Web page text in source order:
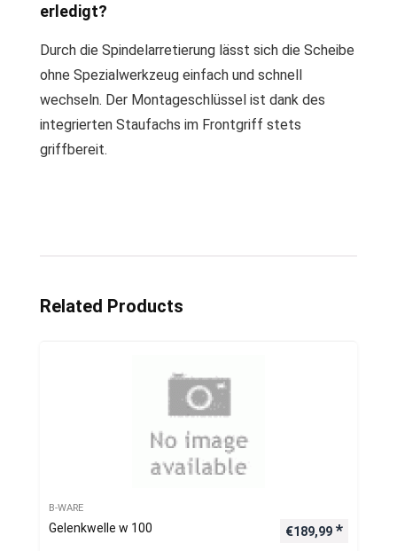
erledigt?
Durch die Spindelarretierung lässt sich die Scheibe
ohne Spezialwerkzeug einfach und schnell
wechseln. Der Montageschlüssel ist dank des
integrierten Staufachs im Frontgriff stets
griffbereit.
Related Products
B-WARE
Gelenkwelle w 100 €189,99